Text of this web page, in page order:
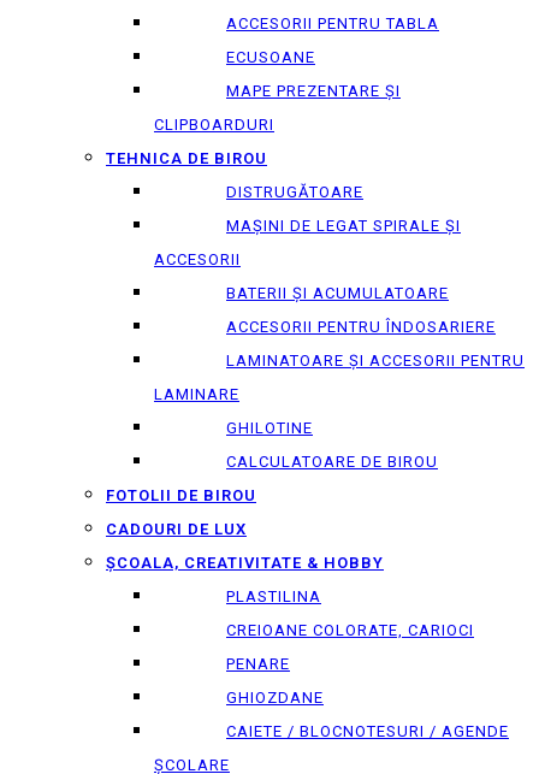
ACCESORII PENTRU TABLA
ECUSOANE
MAPE PREZENTARE ȘI
CLIPBOARDURI
TEHNICA DE BIROU
DISTRUGĂTOARE
MAȘINI DE LEGAT SPIRALE ȘI
ACCESORII
BATERII ȘI ACUMULATOARE
ACCESORII PENTRU ÎNDOSARIERE
LAMINATOARE ȘI ACCESORII PENTRU
LAMINARE
GHILOTINE
CALCULATOARE DE BIROU
FOTOLII DE BIROU
CADOURI DE LUX
ȘCOALA, CREATIVITATE & HOBBY
PLASTILINA
CREIOANE COLORATE, CARIOCI
PENARE
GHIOZDANE
CAIETE / BLOCNOTESURI / AGENDE
ȘCOLARE